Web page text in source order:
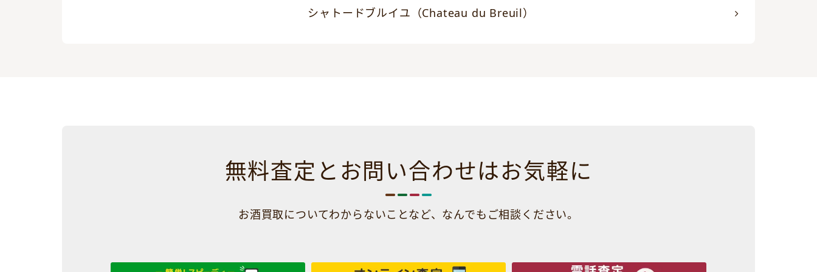
シャトードブルイユ（Chateau du Breuil）
無料査定とお問い合わせはお気軽に
お酒買取についてわからないことなど、 なんでもご相談ください。